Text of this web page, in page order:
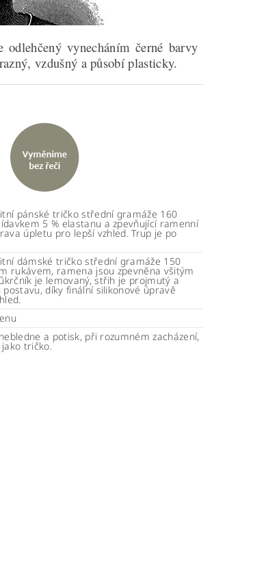
odlehčený vynecháním černé barvy
vzdušný a působí plasticky.
pánské tričko střední gramáže 160
5 % elastanu a zpevňující ramenní
úpletu pro lepší vzhled. Trup je po
dámské tričko střední gramáže 150
rukávem, ramena jsou zpevněna všitým
je lemovaný, střih je projmutý a
díky finální silikonové úpravě
a potisk, při rozumném zacházení,
tričko.